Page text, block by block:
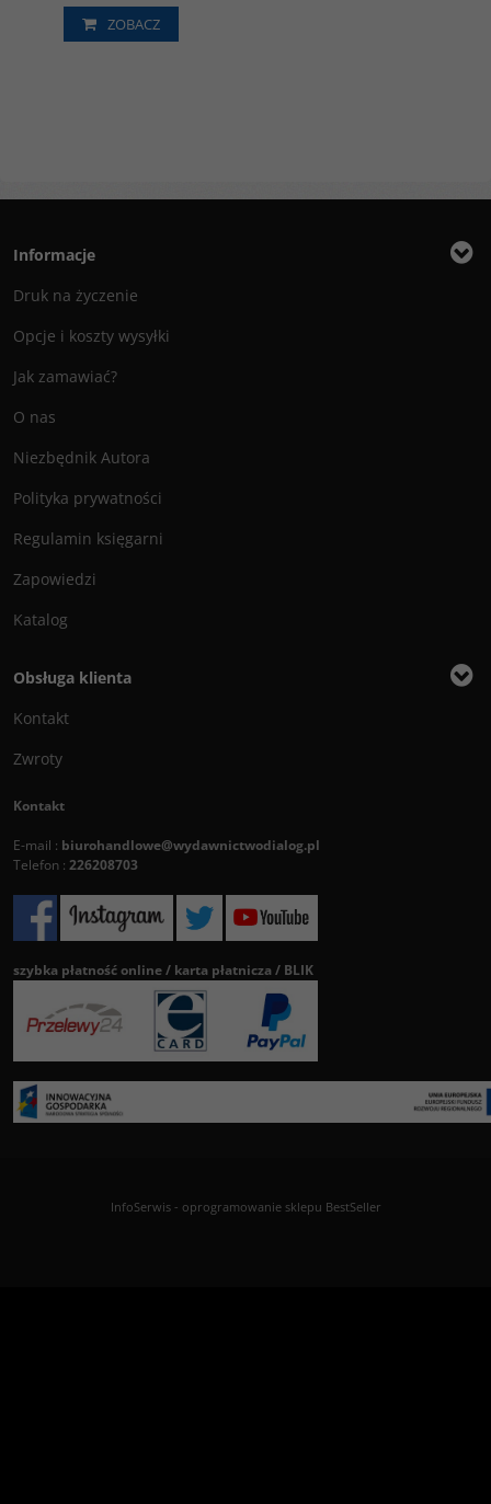
ZOBACZ
Informacje
Druk na życzenie
Opcje i koszty wysyłki
Jak zamawiać?
O nas
Niezbędnik Autora
Polityka prywatności
Regulamin księgarni
Zapowiedzi
Katalog
Obsługa klienta
Kontakt
Zwroty
Kontakt
E-mail : biurohandlowe@wydawnictwodialog.pl
Telefon : 226208703
szybka płatność online / karta płatnicza / BLIK
InfoSerwis- oprogramowanie sklepu BestSeller